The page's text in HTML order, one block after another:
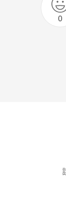
0